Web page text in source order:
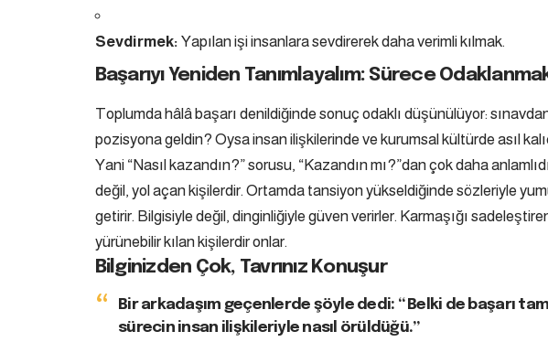
Sevdirmek: Yapılan işi insanlara sevdirerek daha verimli kılmak.
Başarıyı Yeniden Tanımlayalım: Sürece
Toplumda hâlâ başarı denildiğinde sonuç odaklı düşünülüyor:
pozisyona geldin? Oysa insan ilişkilerinde ve kurumsal kültürde asıl
Yani “Nasıl kazandın?” sorusu, “Kazandın mı?”dan çok daha
değil, yol açan kişilerdir. Ortamda tansiyon yükseldiğinde sözleriyle
getirir. Bilgisiyle değil, dinginliğiyle güven verirler. Karmaşığı
yürünebilir kılan kişilerdir onlar.
Bilginizden Çok, Tavrınız Konuşur
Bir arkadaşım geçenlerde şöyle dedi: “ Belki de başarı
sürecin insan ilişkileriyle nasıl örüldüğü.”